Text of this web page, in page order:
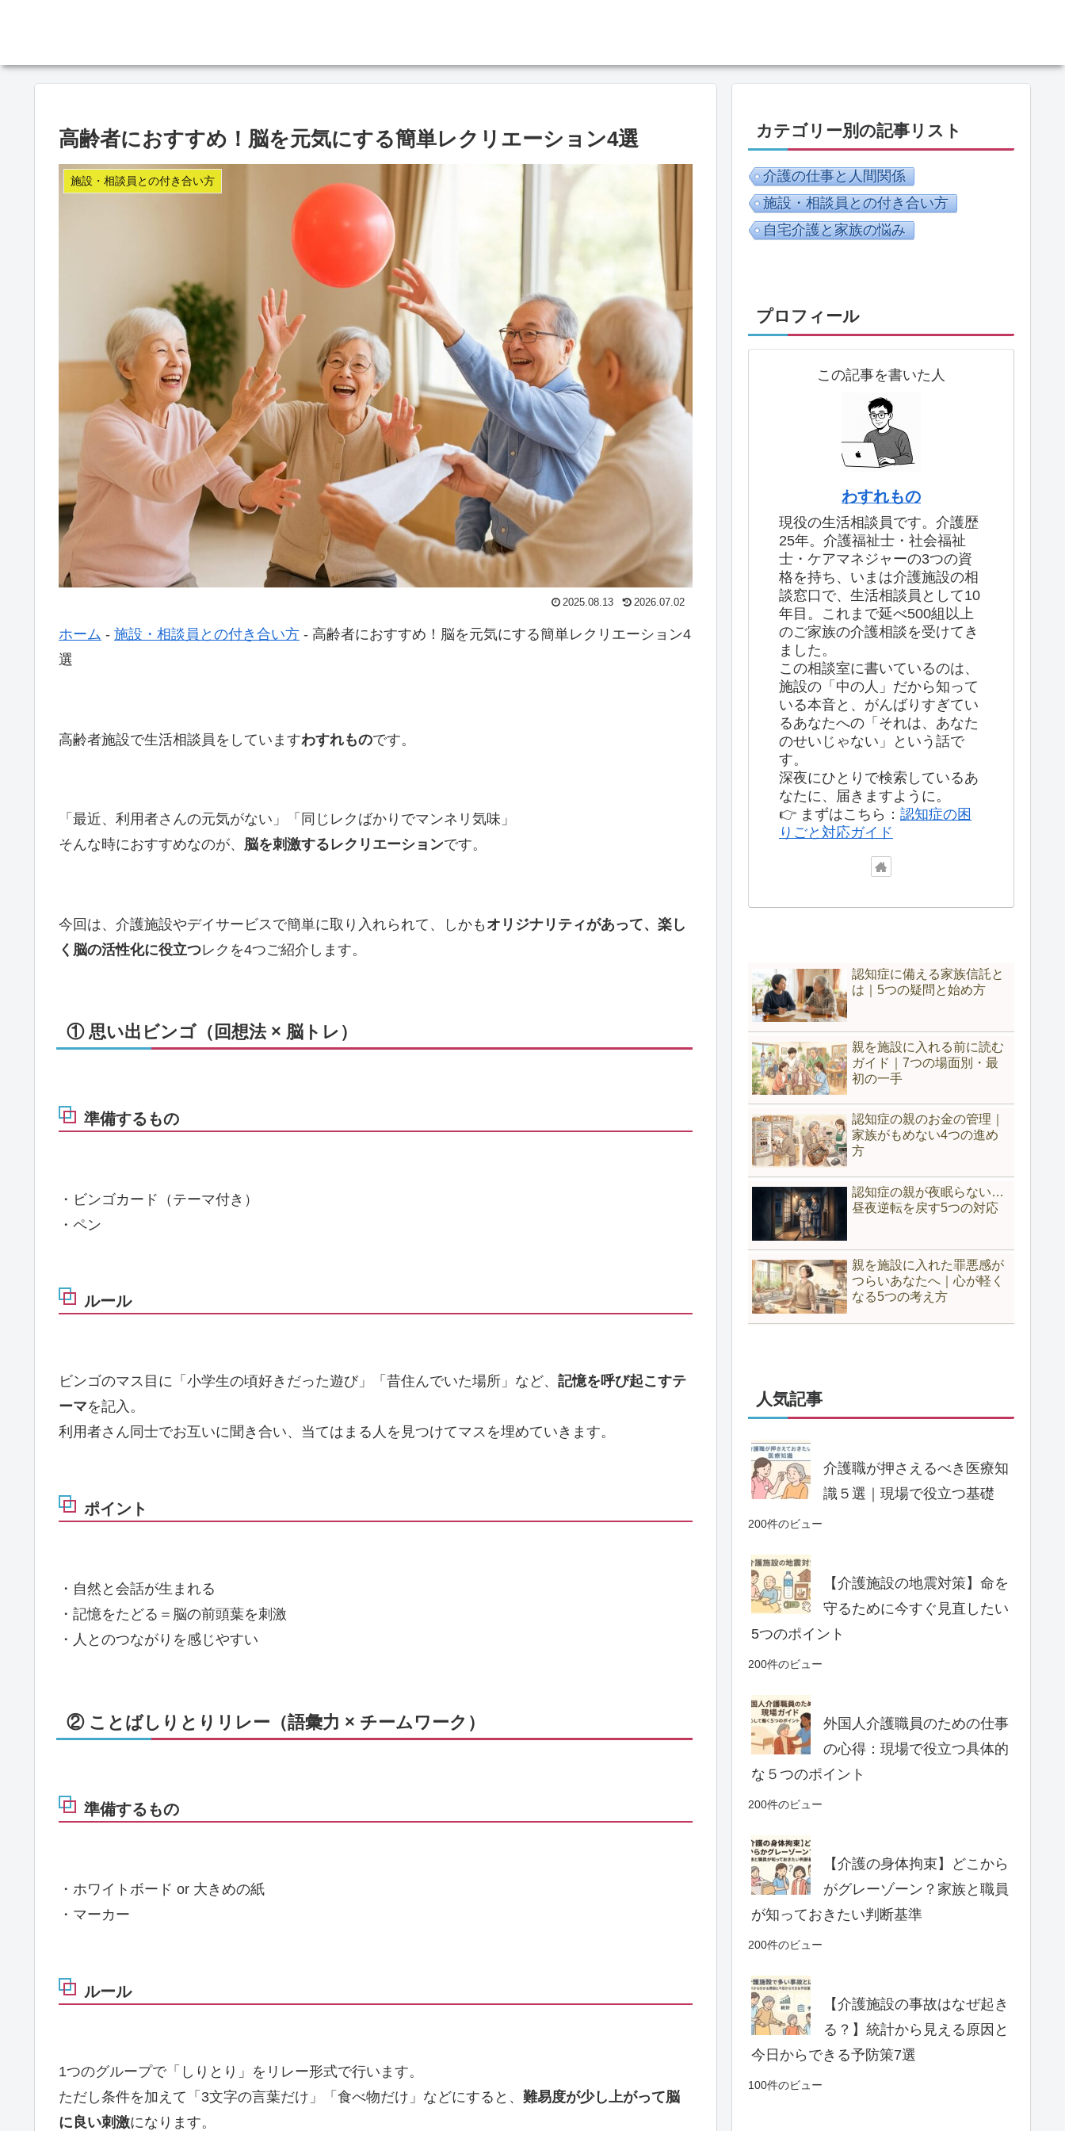
高齢者におすすめ！脳を元気にする簡単レクリエーション4選
施設・相談員との付き合い方
2025.08.13 2026.07.02
ホーム - 施設・相談員との付き合い方 - 高齢者におすすめ！脳を元気にする簡単レクリエーション4
選
高齢者施設で生活相談員をしていますわすれものです。
「最近、利用者さんの元気がない」「同じレクばかりでマンネリ気味」
そんな時におすすめなのが、 脳を刺激するレクリエーションです。
今回は、介護施設やデイサービスで簡単に取り入れられて、しかも オリジナリティがあって、楽し
く脳の活性化に役立つレクを4つご紹介します。
① 思い出ビンゴ（回想法 × 脳トレ）
準備するもの
・ビンゴカード（テーマ付き）
・ペン
ルール
ビンゴのマス目に「小学生の頃好きだった遊び」「昔住んでいた場所」など、 記憶を呼び起こすテ
ーマを記入。
利用者さん同士でお互いに聞き合い、当てはまる人を見つけてマスを埋めていきます。
ポイント
・自然と会話が生まれる
・記憶をたどる＝脳の前頭葉を刺激
・人とのつながりを感じやすい
② ことばしりとりリレー（語彙力 × チームワーク）
準備するもの
・ホワイトボード or 大きめの紙
・マーカー
ルール
1つのグループで「しりとり」をリレー形式で行います。
ただし条件を加えて「3文字の言葉だけ」「食べ物だけ」などにすると、 難易度が少し上がって脳
に良い刺激になります。
カテゴリー別の記事リスト
介護の仕事と人間関係
施設・相談員との付き合い方
自宅介護と家族の悩み
プロフィール
この記事を書いた人
わすれもの
現役の生活相談員です。介護歴
25年。介護福祉士・社会福祉
士・ケアマネジャーの3つの資
格を持ち、いまは介護施設の相
談窓口で、生活相談員として10
年目。これまで延べ500組以上
のご家族の介護相談を受けてき
ました。
この相談室に書いているのは、
施設の「中の人」だから知って
いる本音と、がんばりすぎてい
るあなたへの「それは、あなた
のせいじゃない」という話で
す。
深夜にひとりで検索しているあ
なたに、届きますように。
👉 まずはこちら： 認知症の困
りごと対応ガイド
認知症に備える家族信託と
は｜5つの疑問と始め方
親を施設に入れる前に読む
ガイド｜7つの場面別・最
初の一手
認知症の親のお金の管理｜
家族がもめない4つの進め
方
認知症の親が夜眠らない…
昼夜逆転を戻す5つの対応
親を施設に入れた罪悪感が
つらいあなたへ｜心が軽く
なる5つの考え方
人気記事
介護職が押さえるべき医療知
識５選｜現場で役立つ基礎
200件のビュー
【介護施設の地震対策】命を
守るために今すぐ見直したい
5つのポイント
200件のビュー
外国人介護職員のための仕事
の心得：現場で役立つ具体的
な５つのポイント
200件のビュー
【介護の身体拘束】どこから
がグレーゾーン？家族と職員
が知っておきたい判断基準
200件のビュー
【介護施設の事故はなぜ起き
る？】統計から見える原因と
今日からできる予防策7選
100件のビュー